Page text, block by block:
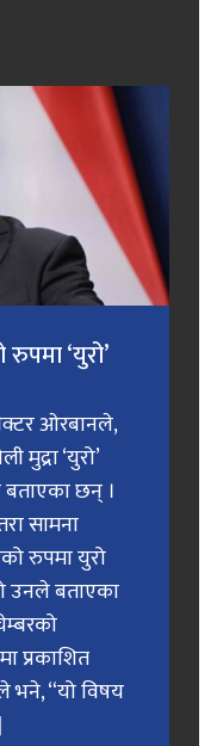
‘युरो’
ओरबानले,
‘युरो’
छन् ।
सामना
रुपमा युरो
उनले बताएका
प्रकाशित
भने, “यो विषय